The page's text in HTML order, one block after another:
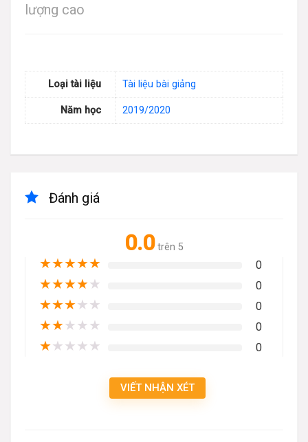
lượng cao
Loại tài liệu Tài liệu bài giảng
Năm học 2019/2020
Đánh giá
0.0 trên 5
★★★★★ 0
★★★★★ 0
★★★★★ 0
★★★★★ 0
★★★★★ 0
VIẾT NHẬN XÉT